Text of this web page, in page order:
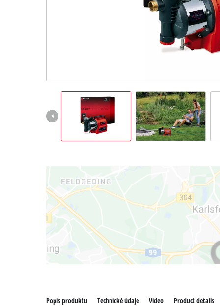
Popis produktu Technické údaje Video Product details